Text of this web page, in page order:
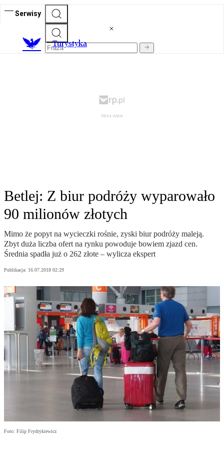
Serwisy
Turystyka
Betlej: Z biur podróży wyparowało
90 milionów złotych
Mimo że popyt na wycieczki rośnie, zyski biur podróży maleją.
Zbyt duża liczba ofert na rynku powoduje bowiem zjazd cen.
Średnia spadła już o 262 złote – wylicza ekspert
Publikacja: 16.07.2018 02:29
Foto: Filip Frydrykiewicz